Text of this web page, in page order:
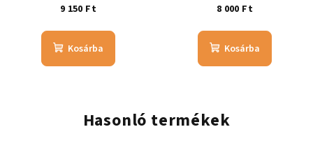
9 150 Ft
Kosárba
8 000 Ft
Kosárba
Hasonló termékek